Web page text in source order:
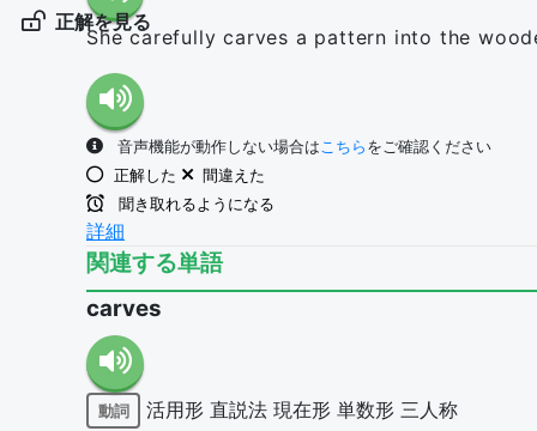
正解を見る
She carefully carves a pattern into the
音声機能が動作しない場合はこちら をご確認ください
正解した
間違えた
聞き取れるようになる
詳細
関連する単語
carves
動詞 活用形 直説法 現在形 単数形 三人称